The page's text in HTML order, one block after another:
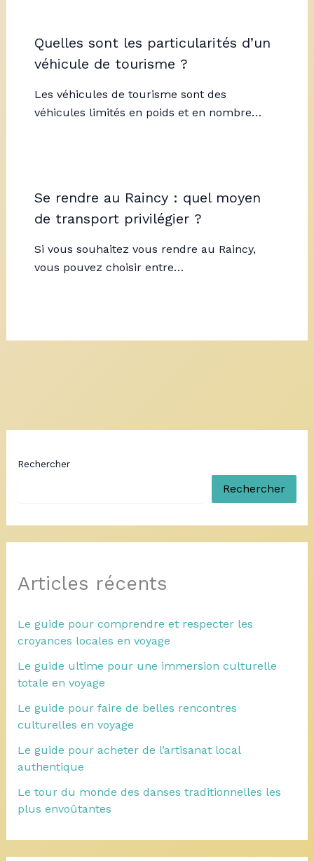
Quelles sont les particularités d’un
véhicule de tourisme ?
Les véhicules de tourisme sont des
véhicules limités en poids et en nombre…
Se rendre au Raincy : quel moyen
de transport privilégier ?
Si vous souhaitez vous rendre au Raincy,
vous pouvez choisir entre…
Rechercher
Rechercher
Articles récents
Le guide pour comprendre et respecter les
croyances locales en voyage
Le guide ultime pour une immersion culturelle
totale en voyage
Le guide pour faire de belles rencontres
culturelles en voyage
Le guide pour acheter de l’artisanat local
authentique
Le tour du monde des danses traditionnelles les
plus envoûtantes